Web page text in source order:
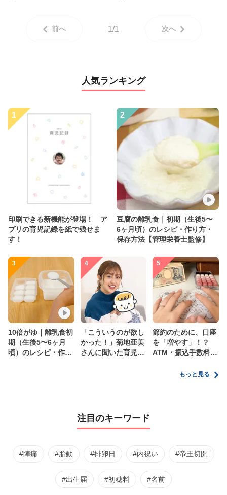
前へ 1/1 次へ
人気ランキング
1
印刷できる新機能が登場！ ア
プリの育児記録を紙で残せま
す！
2
豆腐の離乳食｜初期（生後5〜
6ヶ月頃）のレシピ・作り方・
保存方法【管理栄養士監修】
3
10倍がゆ｜離乳食初
期（生後5〜6ヶ月
頃）のレシピ・作り
4
「こういうのが欲し
かった！」菊地亜美
さんに聞いた育児
5
節約のために、口座
を「増やす」！？
ATM・振込手数料の
家計管理術もっと見る
注目のキーワード
#陣痛 #胎動 #排卵日 #内祝い #帝王切開
#出生届 #初穂料 #名前